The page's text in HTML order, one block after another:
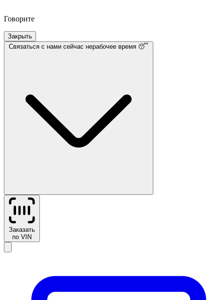
Говорите
Закрыть
Связаться с нами сейчас нерабочее время 😴
Заказать
по VIN